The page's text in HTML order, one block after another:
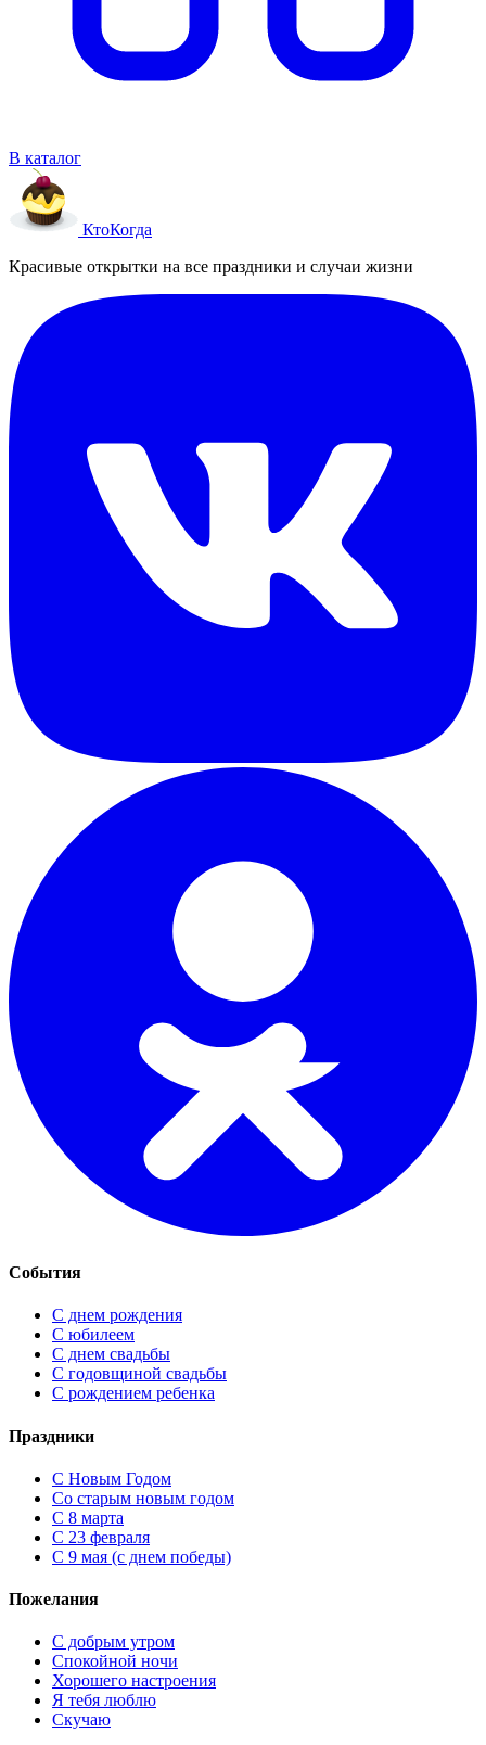
В каталог
КтоКогда
Красивые открытки на все праздники и случаи жизни
События
С днем рождения
С юбилеем
С днем свадьбы
С годовщиной свадьбы
С рождением ребенка
Праздники
C Новым Годом
Cо старым новым годом
С 8 марта
С 23 февраля
С 9 мая (с днем победы)
Пожелания
С добрым утром
Спокойной ночи
Хорошего настроения
Я тебя люблю
Скучаю